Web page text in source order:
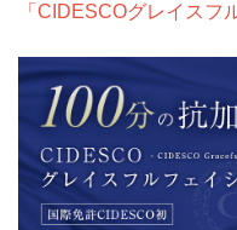
「CIDESCOグレイスフ